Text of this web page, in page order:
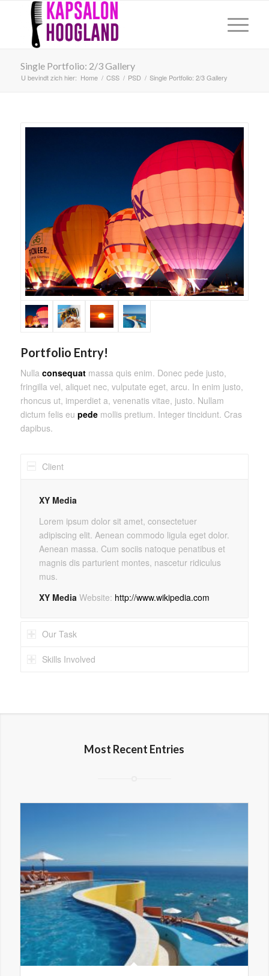
Single Portfolio: 2/3 Gallery
U bevindt zich hier: Home / CSS / PSD / Single Portfolio: 2/3 Gallery
Portfolio Entry!
Nulla consequatmassa quis enim. Donec pede justo,
fringilla vel, aliquet nec, vulputate eget, arcu. In enim justo,
rhoncus ut, imperdiet a, venenatis vitae, justo. Nullam
dictum felis eu pedemollis pretium. Integer tincidunt. Cras
dapibus.
Client
XY Media
Lorem ipsum dolor sit amet, consectetuer
adipiscing elit. Aenean commodo ligula eget dolor.
Aenean massa. Cum sociis natoque penatibus et
magnis dis parturient montes, nascetur ridiculus
mus.
XY Media Website: http://www.wikipedia.com
Our Task
Skills Involved
Most Recent Entries